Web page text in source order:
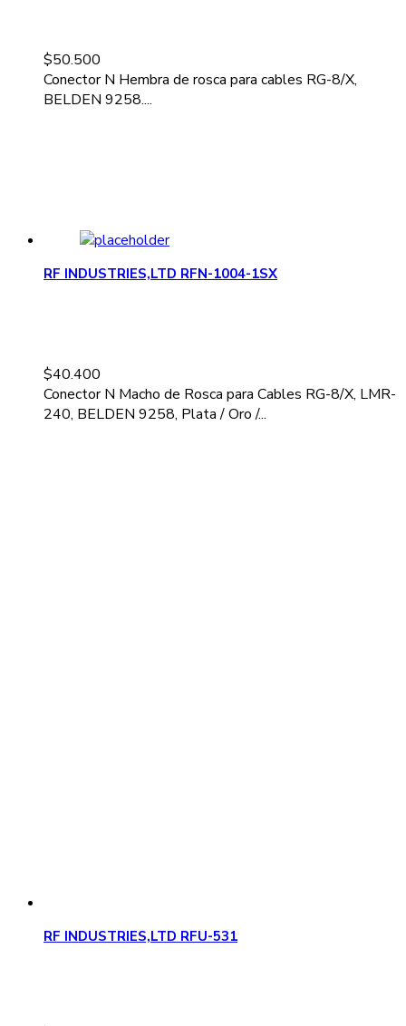
$50.500
Conector N Hembra de rosca para cables RG-8/X,
BELDEN 9258....
RF INDUSTRIES,LTD RFN-1004-1SX
$40.400
Conector N Macho de Rosca para Cables RG-8/X, LMR-
240, BELDEN 9258, Plata / Oro /...
RF INDUSTRIES,LTD RFU-531